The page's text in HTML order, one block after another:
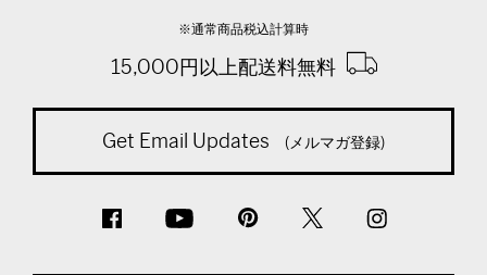
※通常商品税込計算時
15,000円以上配送料無料
Get Email Updates (メルマガ登録)